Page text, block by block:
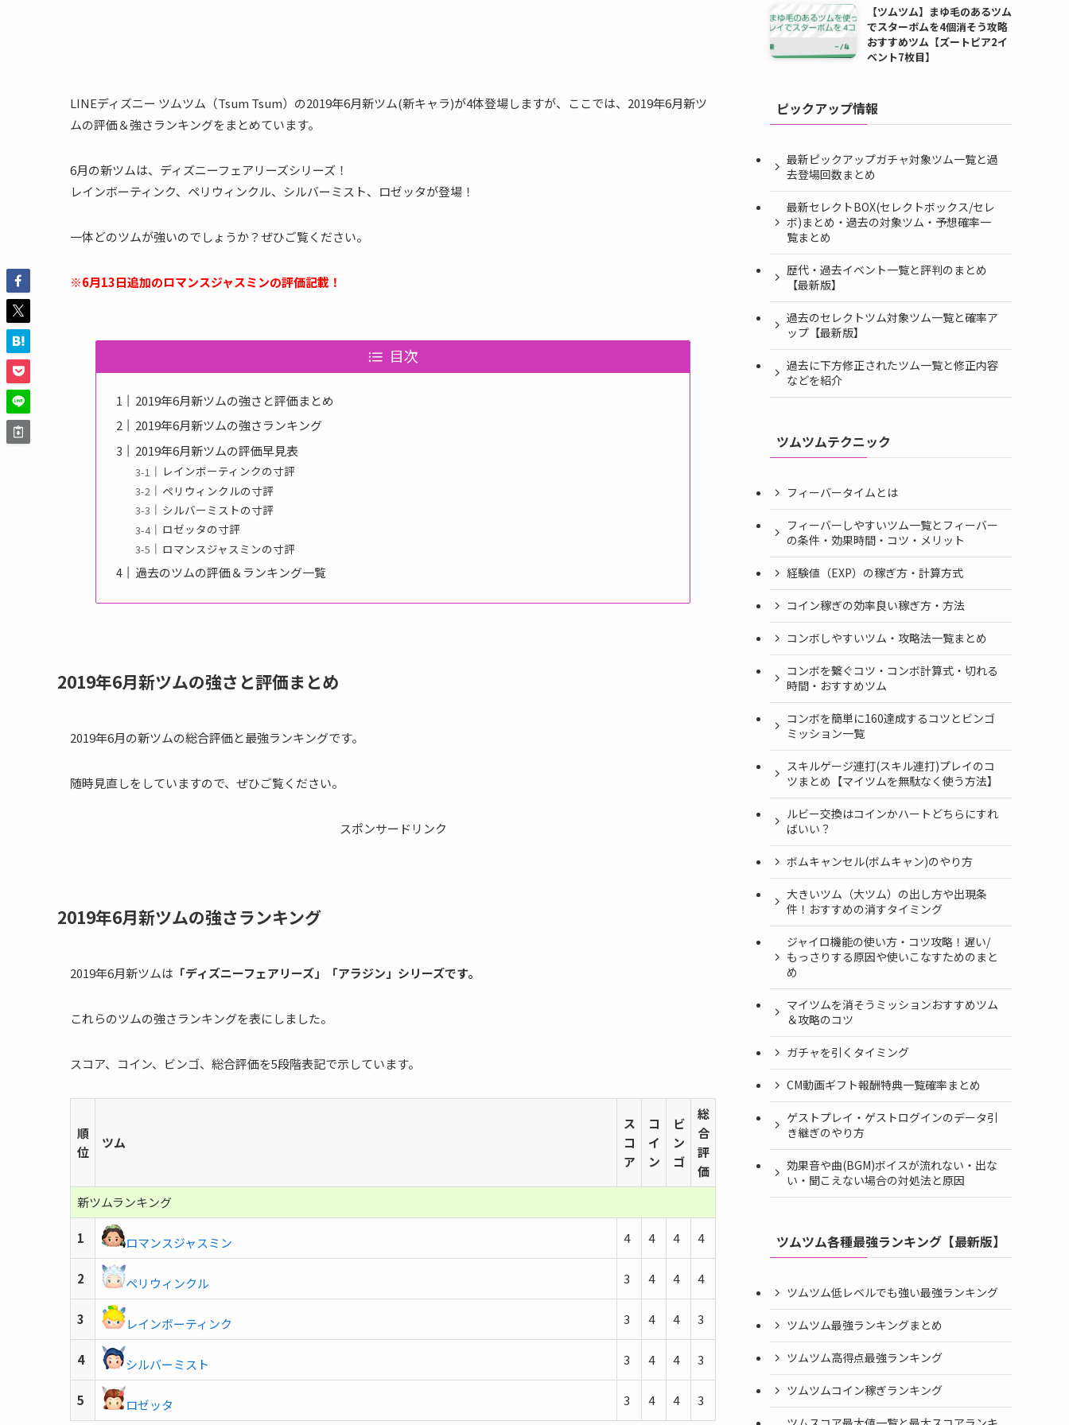
LINEディズニー ツムツム（Tsum Tsum）の2019年6月新ツム(新キャラ)が4体登場しますが、ここでは、2019年6月新ツ
ムの評価＆強さランキングをまとめています。
6月の新ツムは、ディズニーフェアリーズシリーズ！
レインボーティンク、ペリウィンクル、シルバーミスト、ロゼッタが登場！
一体どのツムが強いのでしょうか？ぜひご覧ください。
※6月13日追加のロマンスジャスミンの評価記載！
目次
2019年6月新ツムの強さと評価まとめ
2019年6月新ツムの強さランキング
2019年6月新ツムの評価早見表
レインボーティンクの寸評
ペリウィンクルの寸評
シルバーミストの寸評
ロゼッタの寸評
ロマンスジャスミンの寸評
過去のツムの評価＆ランキング一覧
2019年6月新ツムの強さと評価まとめ
2019年6月の新ツムの総合評価と最強ランキングです。
随時見直しをしていますので、ぜひご覧ください。
スポンサードリンク
2019年6月新ツムの強さランキング
2019年6月新ツムは 「ディズニーフェアリーズ」「アラジン」シリーズです。
これらのツムの強さランキングを表にしました。
スコア、コイン、ビンゴ、総合評価を5段階表記で示しています。
順
位
ツム
ス
コ
ア
コ
イ
ン
ビ
ン
ゴ
総
合
評
価
新ツムランキング
1 ロマンスジャスミン 4 4 4 4
2 ペリウィンクル 3 4 4 4
3 レインボーティンク 3 4 4 3
4 シルバーミスト 3 4 4 3
5 ロゼッタ 3 4 4 3
【ツムツム】まゆ毛のあるツム
でスターボムを4個消そう攻略
おすすめツム【ズートピア2イ
ベント7枚目】
ピックアップ情報
最新ピックアップガチャ対象ツム一覧と過
去登場回数まとめ
最新セレクトBOX(セレクトボックス/セレ
ボ)まとめ・過去の対象ツム・予想確率一
覧まとめ
歴代・過去イベント一覧と評判のまとめ
【最新版】
過去のセレクトツム対象ツム一覧と確率ア
ップ【最新版】
過去に下方修正されたツム一覧と修正内容
などを紹介
ツムツムテクニック
フィーバータイムとは
フィーバーしやすいツム一覧とフィーバー
の条件・効果時間・コツ・メリット
経験値（EXP）の稼ぎ方・計算方式
コイン稼ぎの効率良い稼ぎ方・方法
コンボしやすいツム・攻略法一覧まとめ
コンボを繋ぐコツ・コンボ計算式・切れる
時間・おすすめツム
コンボを簡単に160達成するコツとビンゴ
ミッション一覧
スキルゲージ連打(スキル連打)プレイのコ
ツまとめ【マイツムを無駄なく使う方法】
ルビー交換はコインかハートどちらにすれ
ばいい？
ボムキャンセル(ボムキャン)のやり方
大きいツム（大ツム）の出し方や出現条
件！おすすめの消すタイミング
ジャイロ機能の使い方・コツ攻略！遅い/
もっさりする原因や使いこなすためのまと
め
マイツムを消そうミッションおすすめツム
＆攻略のコツ
ガチャを引くタイミング
CM動画ギフト報酬特典一覧確率まとめ
ゲストプレイ・ゲストログインのデータ引
き継ぎのやり方
効果音や曲(BGM)ボイスが流れない・出な
い・聞こえない場合の対処法と原因
ツムツム各種最強ランキング【最新版】
ツムツム低レベルでも強い最強ランキング
ツムツム最強ランキングまとめ
ツムツム高得点最強ランキング
ツムツムコイン稼ぎランキング